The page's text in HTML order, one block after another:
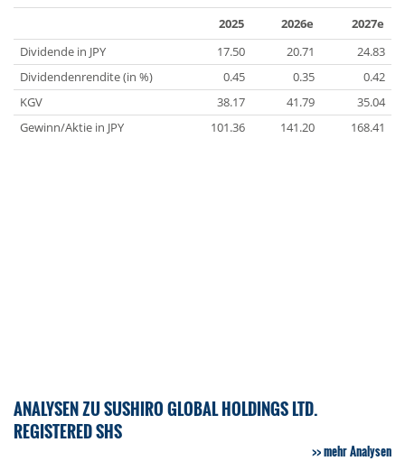
2025 2026e
2027e
Dividende in JPY
17.50 20.71
24.83
Dividendenrendite (in %)
0.45 0.35
0.42
KGV
38.17 41.79
35.04
Gewinn/Aktie in JPY
101.36 141.20 168.41
ANALYSEN ZU SUSHIRO GLOBAL HOLDINGS LTD.
REGISTERED SHS
mehr Analysen